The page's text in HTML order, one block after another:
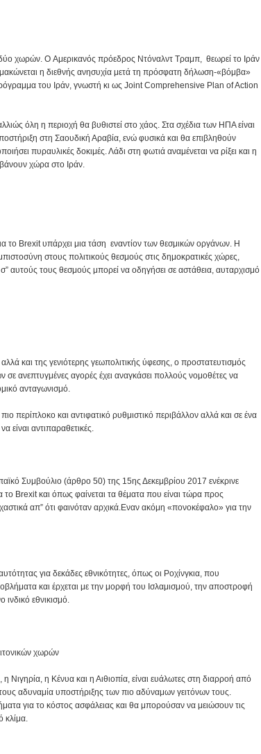
δύο χωρών. O Αμερικανός πρόεδρος Ντόναλντ Τραμπ, θεωρεί το Ιράν
η διεθνής ανησυχία μετά τη πρόσφατη δήλωση-«βόμβα»
του Ιράν, γνωστή κι ως Joint Comprehensive Plan of Action
όλη η περιοχή θα βυθιστεί στο χάος. Στα σχέδια των ΗΠΑ είναι
στη Σαουδική Αραβία, ενώ φυσικά και θα επιβληθούν
πυραυλικές δοκιμές. Λάδι στη φωτιά αναμένεται να ρίξει και η
χώρα στο Ιράν.
το Brexit υπάρχει μια τάση εναντίον των θεσμικών οργάνων. Η
στους πολιτικούς θεσμούς στις δημοκρατικές χώρες,
αυτούς τους θεσμούς μπορεί να οδηγήσει σε αστάθεια, αυταρχισμό
και της γενιότερης γεωπολιτικής ύφεσης, ο προστατευτισμός
σε ανεπτυγμένες αγορές έχει αναγκάσει πολλούς νομοθέτες να
ανταγωνισμό.
περίπλοκο και αντιφατικό ρυθμιστικό περιβάλλον αλλά και σε ένα
είναι αντιπαραθετικές.
Συμβούλιο (άρθρο 50) της 15ης Δεκεμβρίου 2017 ενέκρινε
Brexit και όπως φαίνεται τα θέματα που είναι τώρα προς
απ” ότι φαινόταν αρχικά.Εναν ακόμη «πονοκέφαλο» για την
για δεκάδες εθνικότητες, όπως οι Ροχίνγκια, που
και έρχεται με την μορφή του Ισλαμισμού, την αποστροφή
ινδικό εθνικισμό.
χωρών
η Κένυα και η Αιθιοπία, είναι ευάλωτες στη διαρροή από
αδυναμία υποστήριξης των πιο αδύναμων γειτόνων τους.
για το κόστος ασφάλειας και θα μπορούσαν να μειώσουν τις
κλίμα.